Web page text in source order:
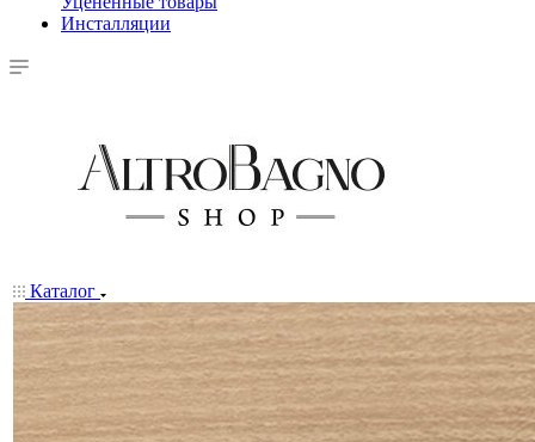
Инсталляции
Каталог